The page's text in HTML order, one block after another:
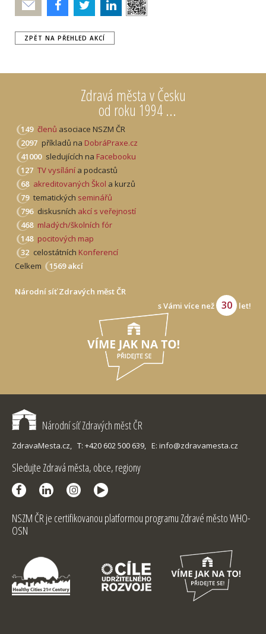
Zdravá města v Česku
od roku 1994 ...
149 členů asociace NSZM ČR
2097 příkladů na DobráPraxe.cz
41000 sledujících na Facebooku
127 TV vysílání a podcastů
68 akreditovaných Škol a kurzů
79 tematických seminářů
796 diskusních akcí s veřejností
468 mladých/školních fór
148 pocitových map
32 celostátních Konferencí
Celkem
1569 akcí
Národní síť Zdravých měst ČR
s Vámi více než
30 let!
Poslat
ZPĚT NA PŘEHLED AKCÍ
Národní síť Zdravých měst ČR
ZdravaMesta.cz, T: +420 602 500 639, E: info@zdravamesta.cz
Sledujte Zdravá města, obce, regiony
NSZM ČR je certifikovanou platformou programu Zdravé město WHO-
OSN